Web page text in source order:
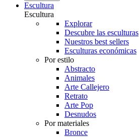
Escultura
Escultura
Explorar
Descubre las esculturas
Nuestros best sellers
Esculturas económicas
Por estilo
Abstracto
Animales
Arte Callejero
Retrato
Arte Pop
Desnudos
Por materiales
Bronce